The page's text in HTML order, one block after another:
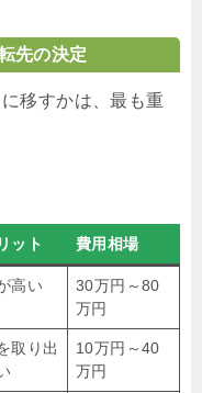
先の決定
移すかは、最も重
ット 費用相場
高い
30万円～80
万円
取り出
10万円～40
万円